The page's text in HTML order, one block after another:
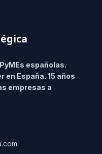
españolas.
en España. 15 años
empresas a